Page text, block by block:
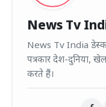
News Tv
News Tv India डेस्क
पत्रकार देश-दुनिया,
करते हैं।